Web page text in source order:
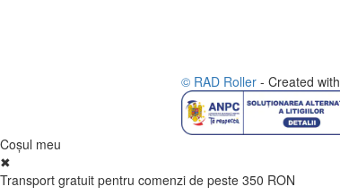
© RAD Roller - Created with
Coşul meu
✖
Transport gratuit pentru comenzi de peste 350 RON